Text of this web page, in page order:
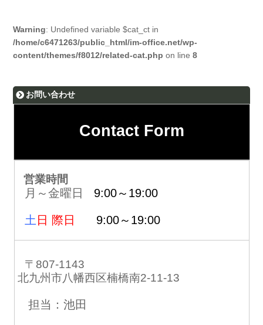
Warning: Undefined variable $cat_ct in
/home/c6471263/public_html/im-office.net/wp-
content/themes/f8012/related-cat.php on line8
お問い合わせ
Contact Form
営業時間
月～金曜日 9:00～19:00
土 日 際日 9:00～19:00
〒807-1143
北九州市八幡西区楠橋南2-11-13
担当：池田